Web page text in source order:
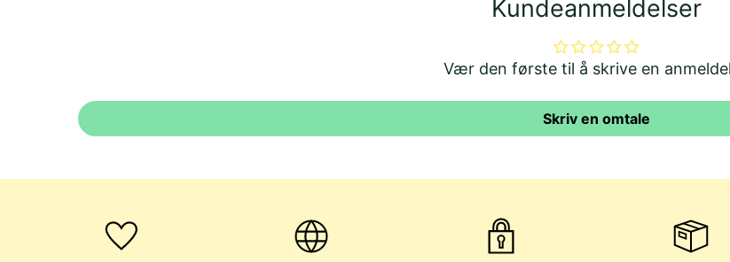
Kundeanmeldelser
Vær den første til å skrive en
Skriv en omtale